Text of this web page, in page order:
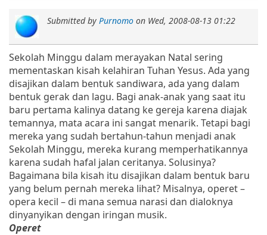
Submitted by Purnomo on Wed, 2008-08-13 01:22
Sekolah Minggu dalam merayakan Natal sering
mementaskan kisah kelahiran Tuhan Yesus. Ada yang
disajikan dalam bentuk sandiwara, ada yang dalam
bentuk gerak dan lagu. Bagi anak-anak yang saat itu
baru pertama kalinya datang ke gereja karena diajak
temannya, mata acara ini sangat menarik. Tetapi bagi
mereka yang sudah bertahun-tahun menjadi anak
Sekolah Minggu, mereka kurang memperhatikannya
karena sudah hafal jalan ceritanya. Solusinya?
Bagaimana bila kisah itu disajikan dalam bentuk baru
yang belum pernah mereka lihat? Misalnya, operet –
opera kecil – di mana semua narasi dan dialoknya
dinyanyikan dengan iringan musik.
Operet